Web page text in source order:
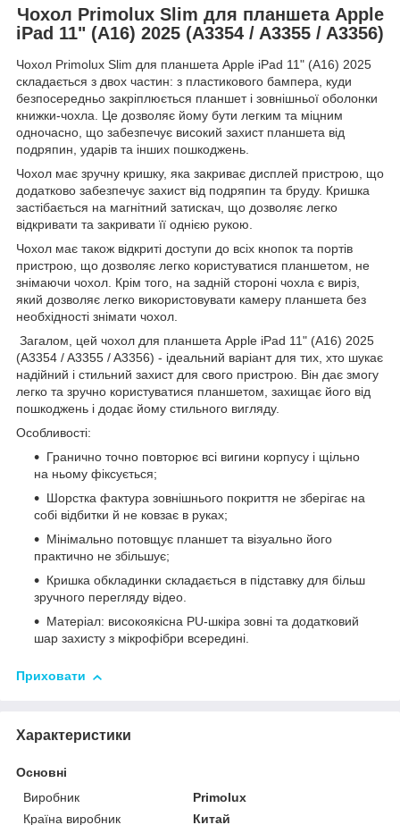
Чохол Primolux Slim для планшета Apple
iPad 11" (A16) 2025 (A3354 / A3355 / A3356)
Чохол Primolux Slim для планшета Apple iPad 11" (A16) 2025
складається з двох частин: з пластикового бампера, куди
безпосередньо закріплюється планшет і зовнішньої оболонки
книжки-чохла. Це дозволяє йому бути легким та міцним
одночасно, що забезпечує високий захист планшета від
подряпин, ударів та інших пошкоджень.
Чохол має зручну кришку, яка закриває дисплей пристрою, що
додатково забезпечує захист від подряпин та бруду. Кришка
застібається на магнітний затискач, що дозволяє легко
відкривати та закривати її однією рукою.
Чохол має також відкриті доступи до всіх кнопок та портів
пристрою, що дозволяє легко користуватися планшетом, не
знімаючи чохол. Крім того, на задній стороні чохла є виріз,
який дозволяє легко використовувати камеру планшета без
необхідності знімати чохол.
Загалом, цей чохол для планшета Apple iPad 11" (A16) 2025
(A3354 / A3355 / A3356) - ідеальний варіант для тих, хто шукає
надійний і стильний захист для свого пристрою. Він дає змогу
легко та зручно користуватися планшетом, захищає його від
пошкоджень і додає йому стильного вигляду.
Особливості:
Гранично точно повторює всі вигини корпусу і щільно
на ньому фіксується;
Шорстка фактура зовнішнього покриття не зберігає на
собі відбитки й не ковзає в руках;
Мінімально потовщує планшет та візуально його
практично не збільшує;
Кришка обкладинки складається в підставку для більш
зручного перегляду відео.
Матеріал: високоякісна PU-шкіра зовні та додатковий
шар захисту з мікрофібри всередині.
Приховати
Характеристики
Основні
Виробник
Primolux
Країна виробник
Китай